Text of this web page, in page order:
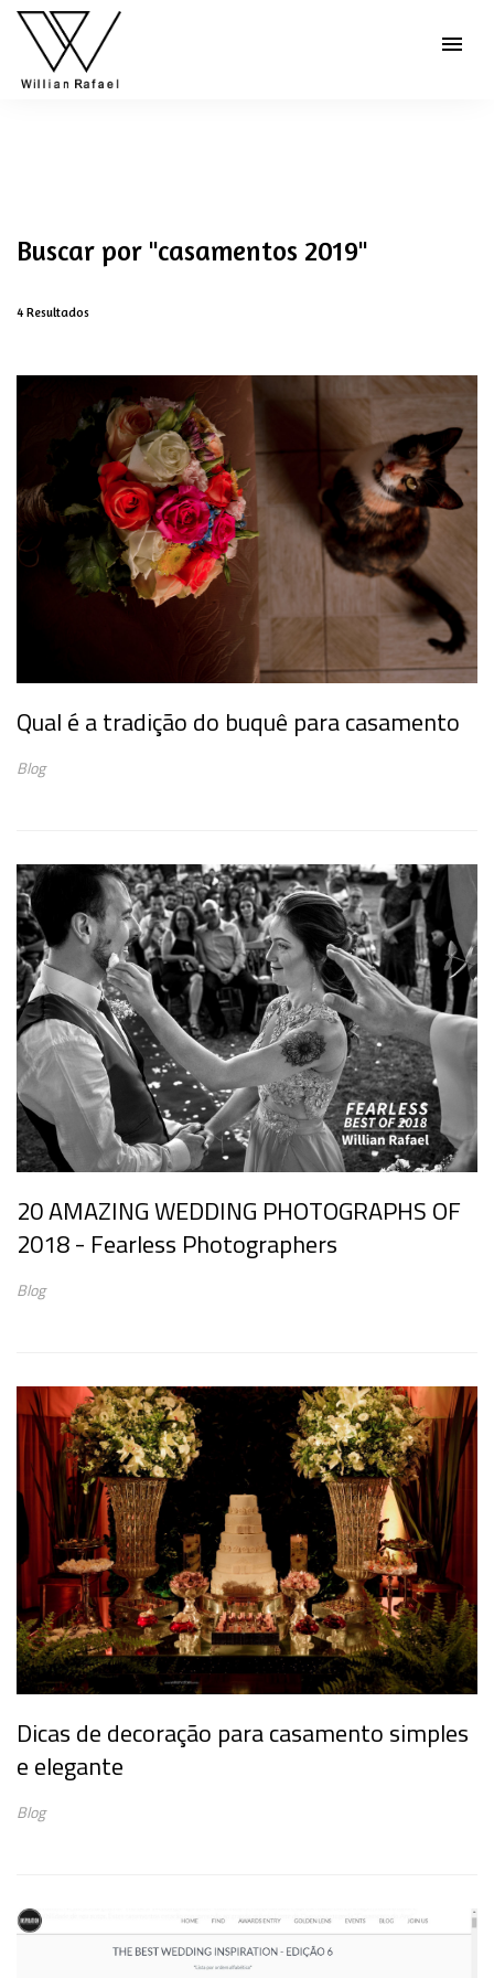
menu
Buscar por "casamentos 2019"
4 Resultados
Qual é a tradição do buquê para casamento
Blog
20 AMAZING WEDDING PHOTOGRAPHS OF
2018 - Fearless Photographers
Blog
Dicas de decoração para casamento simples
e elegante
Blog